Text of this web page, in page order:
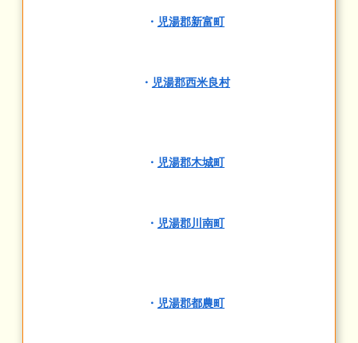
・ 児湯郡新富町
・ 児湯郡西米良村
・ 児湯郡木城町
・ 児湯郡川南町
・ 児湯郡都農町